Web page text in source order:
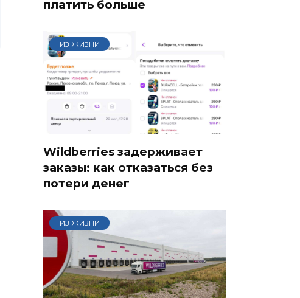
платить больше
ИЗ ЖИЗНИ
Wildberries задерживает
заказы: как отказаться без
потери денег
ИЗ ЖИЗНИ